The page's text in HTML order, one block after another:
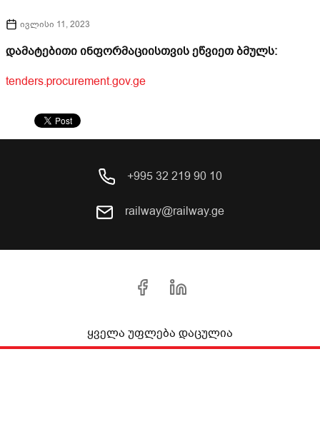
ივლისი 11, 2023
დამატებითი ინფორმაციისთვის ეწვიეთ ბმულს:
tenders.procurement.gov.ge
+995 32 219 90 10
railway@railway.ge
ყველა უფლება დაცულია